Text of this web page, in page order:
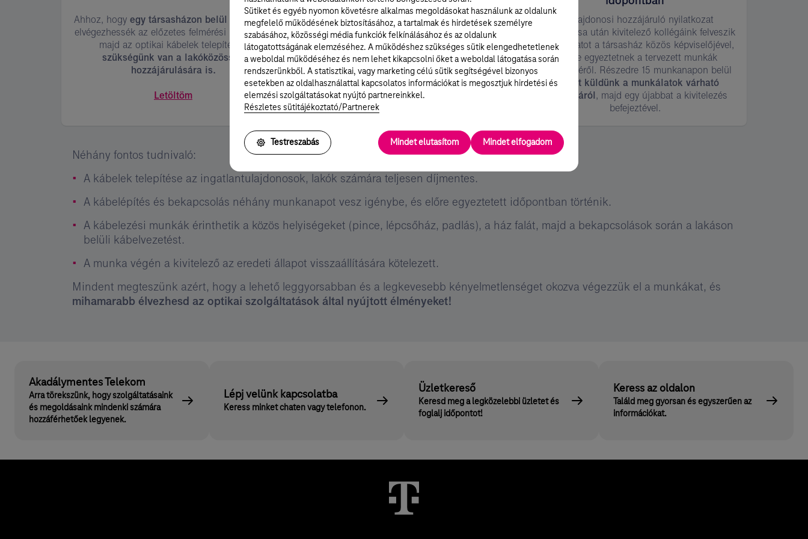
Ahhoz, hogy egy társasházon belül
kollégáink
elvégezhessék az előzetes felmérési munkákat,
majd az optikai kábelek telepítését,
szükségünk van a lakóközösség
hozzájárulására is.
Letöltöm
A közös képviselő által aláírt és lebélyegzett
nyilatkozatotaz alábbi módokon juttathatod el
hozzánk:
•E-mailben elküldheted az eredeti példány
szkennelt változatát anyilatkozat@telekom.hu
címre.
•Személyesen leadhatod legközelebbi Telekom
üzletünkben.
A Tulajdonosi hozzájáruló nyilatkozat
feldolgozása után kivitelező kollégáink felveszik
a kapcsolatot a társasház közös képviselőjével,
és vele egyeztetnek a tervezett munkák
ütemezéséről. Részedre 15 munkanapon belül
e-mailt küldünk a munkálatok várható
időpontjáról, majd egy újabbat a kivitelezés
befejeztével.
Néhány fontos tudnivaló:
A kábelek telepítése az ingatlantulajdonosok, lakók számára teljesen díjmentes.
A kábelépítés és bekapcsolás néhány munkanapot vesz igénybe, és előre egyeztetett időpontban történik.
A kábelezési munkák érinthetik a közös helyiségeket (pince, lépcsőház, padlás), a ház falát, majd a bekapcsolások során a lakáson
belüli kábelvezetést.
A munka végén a kivitelező az eredeti állapot visszaállítására kötelezett.
Mindent megteszünk azért, hogy a lehető leggyorsabban és a legkevesebb kényelmetlenséget okozva végezzük el a munkákat, és
mihamarabb élvezhesd az optikai szolgáltatások által nyújtott élményeket!
Akadálymentes Telekom
Arra törekszünk, hogy szolgáltatásaink
és megoldásaink mindenki számára
hozzáférhetőek legyenek.
Lépj velünk kapcsolatba
Keress minket chaten vagy telefonon.
Üzletkereső
Keresd meg a legközelebbi üzletet és
foglalj időpontot!
Keress az oldalon
Találd meg gyorsan és egyszerűen az
információkat.
Sütiket és egyéb nyomon követésre alkalmas megoldásokat használunk az oldalunk
megfelelő működésének biztosításához, a tartalmak és hirdetések személyre
szabásához, közösségi média funkciók felkínálásához és az oldalunk
látogatottságának elemzéséhez. A működéshez szükséges sütik elengedhetetlenek
a weboldal működéséhez és nem lehet kikapcsolni őket a weboldal látogatása során
rendszerünkből. A statisztikai, vagy marketing célú sütik segítségével bizonyos
esetekben az oldalhasználattal kapcsolatos információkat is megosztjuk hirdetési és
elemzési szolgáltatásokat nyújtó partnereinkkel.
Részletes sütitájékoztató/Partnerek
Testreszabás Mindet elutasítom Mindet elfogadom